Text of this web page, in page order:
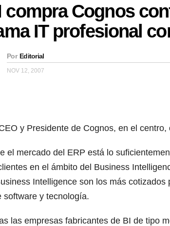
compra Cognos
IT profesional
Por Editorial
NOV 12, 2007
y Presidente de Cognos, en el
el mercado del ERP está lo
en el ámbito del Business
Intelligence son los más
software y tecnología.
las empresas fabricantes de BI de tipo